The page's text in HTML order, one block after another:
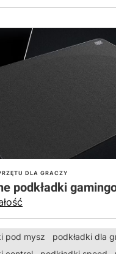
DLA GRACZY
podkładki
pod mysz
podkładki dla